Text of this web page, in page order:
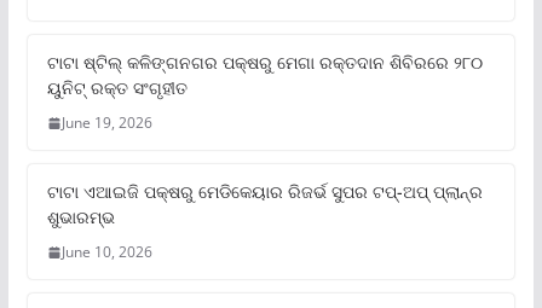
ଟାଟା ଷ୍ଟିଲ୍‌ କଳିଙ୍ଗନଗର ପକ୍ଷରୁ ମେଗା ରକ୍ତଦାନ ଶିବିରରେ ୨୮୦
ୟୁନିଟ୍‌ ରକ୍ତ ସଂଗୃହୀତ
June 19, 2026
ଟାଟା ଏଆଇଜି ପକ୍ଷରୁ ମେଡିକେୟାର ରିଜର୍ଭ ସୁପର ଟପ୍‌-ଅପ୍ ପ୍ଲାନ୍‌ର
ଶୁଭାରମ୍ଭ
June 10, 2026